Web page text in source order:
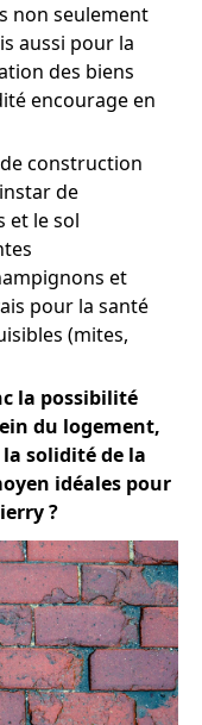
non seulement
aussi pour la
des biens
encourage en
construction
de
et le sol
et
pour la santé
(mites,
la possibilité
du logement,
solidité de la
idéales pour
?